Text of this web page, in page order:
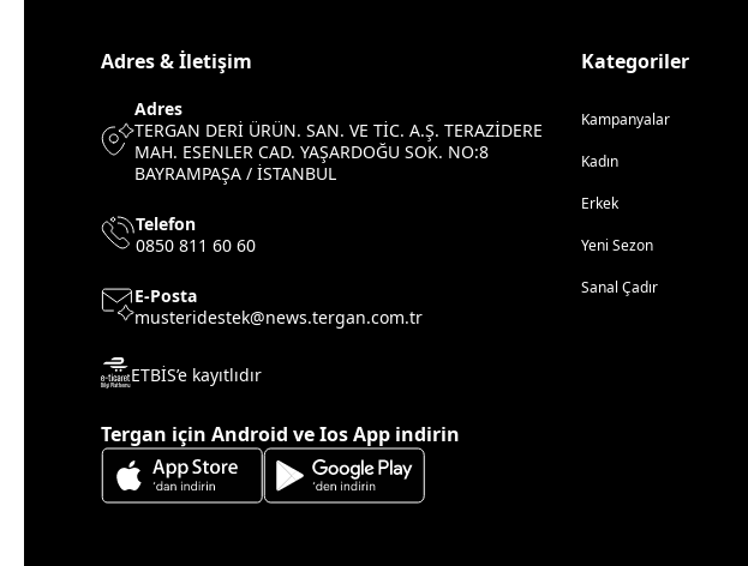
Adres & İletişim
Adres
TERGAN DERİ ÜRÜN. SAN. VE TİC. A.Ş. TERAZİDERE
MAH. ESENLER CAD. YAŞARDOĞU SOK. NO:8
BAYRAMPAŞA / İSTANBUL
Telefon
0850 811 60 60
E-Posta
musteridestek@news.tergan.com.tr
ETBİS’e kayıtlıdır
Tergan için Android ve Ios App indirin
Kategoriler
Kampanyalar
Kadın
Erkek
Yeni Sezon
Sanal Çadır